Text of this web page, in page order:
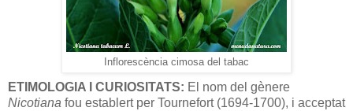
Inflorescència cimosa del tabac
ETIMOLOGIA I CURIOSITATS: El nom del gènere
Nicotiana fou establert per Tournefort (1694-1700), i acceptat